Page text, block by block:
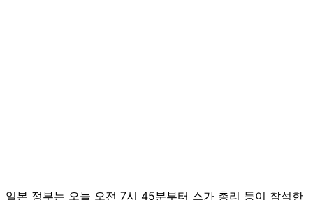
일본 정부는 오늘 오전 7시 45분부터 스가 총리 등이 참석한